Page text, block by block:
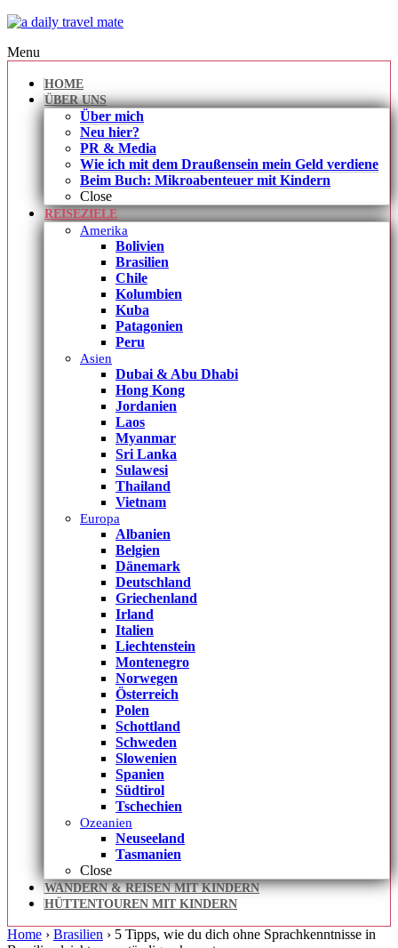
Menu
HOME
ÜBER UNS
Über mich
Neu hier?
PR & Media
Wie ich mit dem Draußensein mein Geld verdiene
Beim Buch: Mikroabenteuer mit Kindern
Close
REISEZIELE
Amerika
Bolivien
Brasilien
Chile
Kolumbien
Kuba
Patagonien
Peru
Asien
Dubai & Abu Dhabi
Hong Kong
Jordanien
Laos
Myanmar
Sri Lanka
Sulawesi
Thailand
Vietnam
Europa
Albanien
Belgien
Dänemark
Deutschland
Griechenland
Irland
Italien
Liechtenstein
Montenegro
Norwegen
Österreich
Polen
Schottland
Schweden
Slowenien
Spanien
Südtirol
Tschechien
Ozeanien
Neuseeland
Tasmanien
Close
WANDERN & REISEN MIT KINDERN
HÜTTENTOUREN MIT KINDERN
Home › Brasilien › 5 Tipps, wie du dich ohne Sprachkenntnisse in